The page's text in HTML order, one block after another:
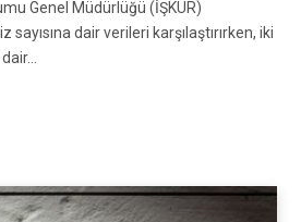
Genel Müdürlüğü (İŞKUR)
sayısına dair verileri karşılaştırırken, iki